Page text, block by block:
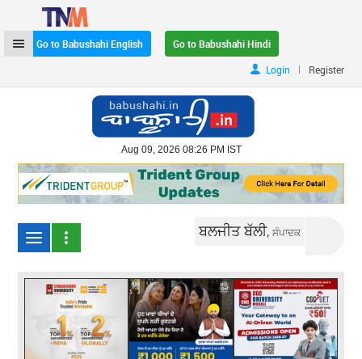
Go to Babushahi English
Go to Babushahi Hindi
Login
| Register
Aug 09, 2026 08:26 PM IST
ਬਲਜੀਤ ਬੱਲੀ,ਸੰਪਾਦਕ